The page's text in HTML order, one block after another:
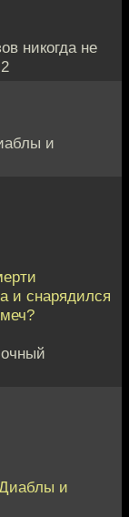
никогда не
и
и снарядился
и